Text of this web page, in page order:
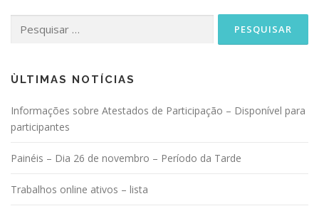
por:
ÙLTIMAS NOTÍCIAS
Informações sobre Atestados de Participação – Disponível para
participantes
Painéis – Dia 26 de novembro – Período da Tarde
Trabalhos online ativos – lista